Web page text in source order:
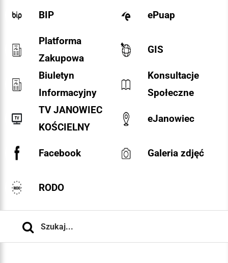
BIP ePuap
Platforma
Zakupowa
GIS
Biuletyn
Informacyjny
Konsultacje
Społeczne
TV JANOWIEC
KOŚCIELNY
eJanowiec
Facebook Galeria zdjęć
RODO